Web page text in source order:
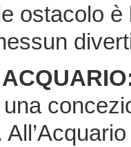
ostacolo